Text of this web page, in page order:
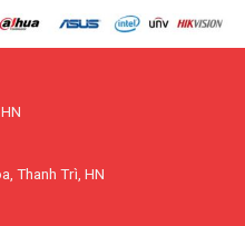
Thanh Trì, HN